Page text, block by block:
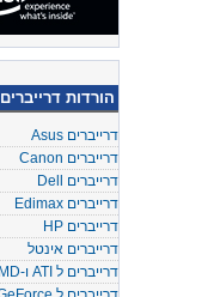
הורדות דרייברים
דרייברים Asus
דרייברים Canon
דרייברים Dell
דרייברים Edimax
דרייברים HP
דרייברים אינטל
דרייברים ל ATI ו-AMD